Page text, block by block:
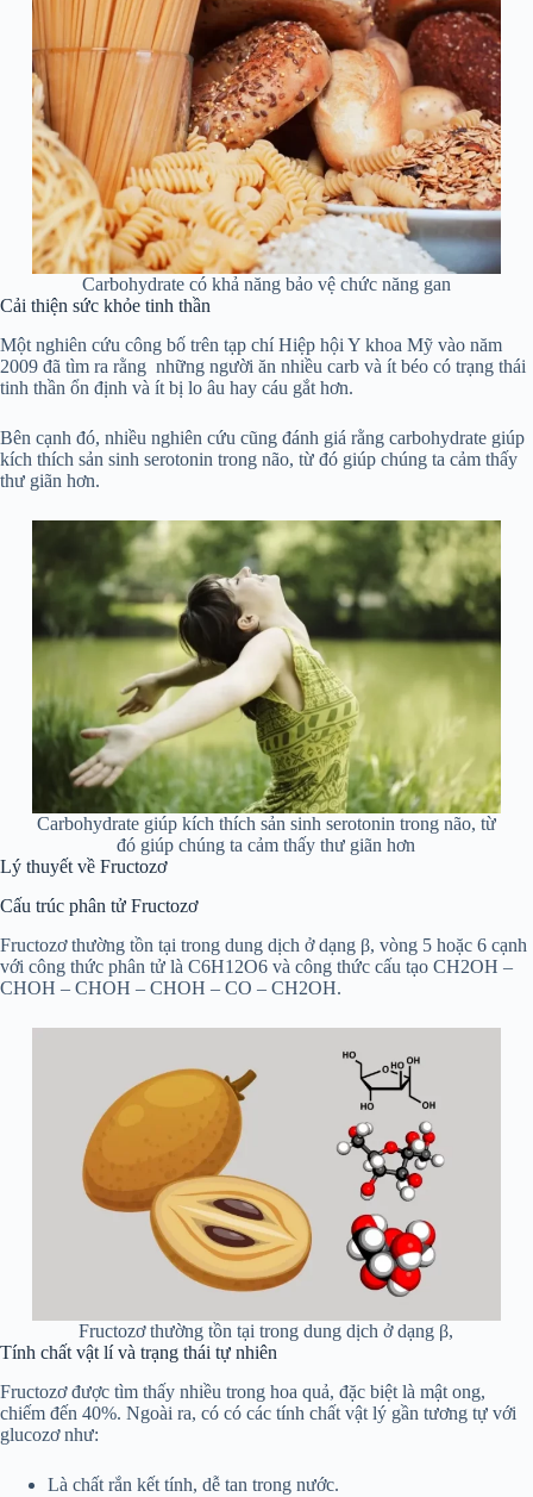
Carbohydrate có khả năng bảo vệ chức năng gan
Cải thiện sức khỏe tinh thần
Một nghiên cứu công bố trên tạp chí Hiệp hội Y khoa Mỹ vào năm
2009 đã tìm ra rằng những người ăn nhiều carb và ít béo có trạng thái
tinh thần ổn định và ít bị lo âu hay cáu gắt hơn.
Bên cạnh đó, nhiều nghiên cứu cũng đánh giá rằng carbohydrate giúp
kích thích sản sinh serotonin trong não, từ đó giúp chúng ta cảm thấy
thư giãn hơn.
Carbohydrate giúp kích thích sản sinh serotonin trong não, từ
đó giúp chúng ta cảm thấy thư giãn hơn
Lý thuyết về Fructozơ
Cấu trúc phân tử Fructozơ
Fructozơ thường tồn tại trong dung dịch ở dạng β, vòng 5 hoặc 6 cạnh
với công thức phân tử là C6H12O6 và công thức cấu tạo CH2OH –
CHOH – CHOH – CHOH – CO – CH2OH.
Fructozơ thường tồn tại trong dung dịch ở dạng β,
Tính chất vật lí và trạng thái tự nhiên
Fructozơ được tìm thấy nhiều trong hoa quả, đặc biệt là mật ong,
chiếm đến 40%. Ngoài ra, có có các tính chất vật lý gần tương tự với
glucozơ như:
Là chất rắn kết tính, dễ tan trong nước.